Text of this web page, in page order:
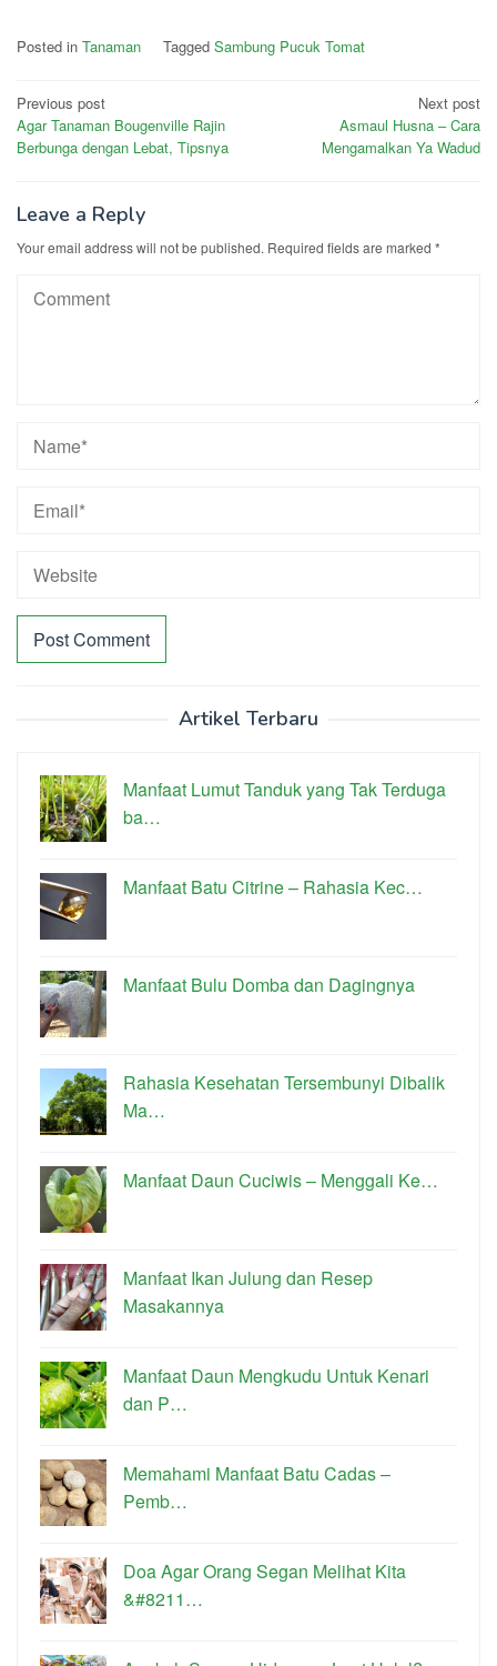
Posted in Tanaman Tagged Sambung Pucuk Tomat
Post
navigation
Previous post
Agar Tanaman Bougenville Rajin
Berbunga dengan Lebat, Tipsnya
Next post
Asmaul Husna – Cara
Mengamalkan Ya Wadud
Leave a Reply
Your email address will not be published. Required fields are marked *
Artikel Terbaru
Manfaat Lumut Tanduk yang Tak Terduga
ba…
Manfaat Batu Citrine – Rahasia Kec…
Manfaat Bulu Domba dan Dagingnya
Rahasia Kesehatan Tersembunyi Dibalik
Ma…
Manfaat Daun Cuciwis – Menggali Ke…
Manfaat Ikan Julung dan Resep
Masakannya
Manfaat Daun Mengkudu Untuk Kenari
dan P…
Memahami Manfaat Batu Cadas –
Pemb…
Doa Agar Orang Segan Melihat Kita
&#8211…